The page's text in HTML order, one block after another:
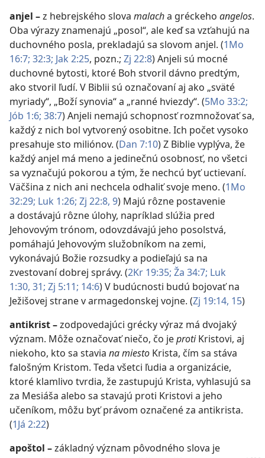
anjel –z hebrejského slova malacha gréckeho angelos.
Oba výrazy znamenajú „posol“, ale keď sa vzťahujú na
duchovného posla, prekladajú sa slovom anjel. (1Mo
16:7; 32:3; Jak 2:25, pozn.; Zj 22:8) Anjeli sú mocné
duchovné bytosti, ktoré Boh stvoril dávno predtým,
ako stvoril ľudí. V Biblii sú označovaní aj ako „sväté
myriady“, „Boží synovia“ a „ranné hviezdy“. (5Mo 33:2;
Jób 1:6; 38:7) Anjeli nemajú schopnosť rozmnožovať sa,
každý z nich bol vytvorený osobitne. Ich počet vysoko
presahuje sto miliónov. (Dan 7:10) Z Biblie vyplýva, že
každý anjel má meno a jedinečnú osobnosť, no všetci
sa vyznačujú pokorou a tým, že nechcú byť uctievaní.
Väčšina z nich ani nechcela odhaliť svoje meno. (1Mo
32:29; Luk 1:26; Zj 22:8, 9) Majú rôzne postavenie
a dostávajú rôzne úlohy, napríklad slúžia pred
Jehovovým trónom, odovzdávajú jeho posolstvá,
pomáhajú Jehovovým služobníkom na zemi,
vykonávajú Božie rozsudky a podieľajú sa na
zvestovaní dobrej správy. (2Kr 19:35; Ža 34:7; Luk
1:30, 31; Zj 5:11; 14:6) V budúcnosti budú bojovať na
Ježišovej strane v armagedonskej vojne. (Zj 19:14, 15)
antikrist–zodpovedajúci grécky výraz má dvojaký
význam. Môže označovať niečo, čo jeprotiKristovi, aj
niekoho, kto sa stavia na miesto Krista, čím sa stáva
falošným Kristom. Teda všetci ľudia a organizácie,
ktoré klamlivo tvrdia, že zastupujú Krista, vyhlasujú sa
za Mesiáša alebo sa stavajú proti Kristovi a jeho
učeníkom, môžu byť právom označené za antikrista.
(1Já 2:22)
apoštol –základný význam pôvodného slova je